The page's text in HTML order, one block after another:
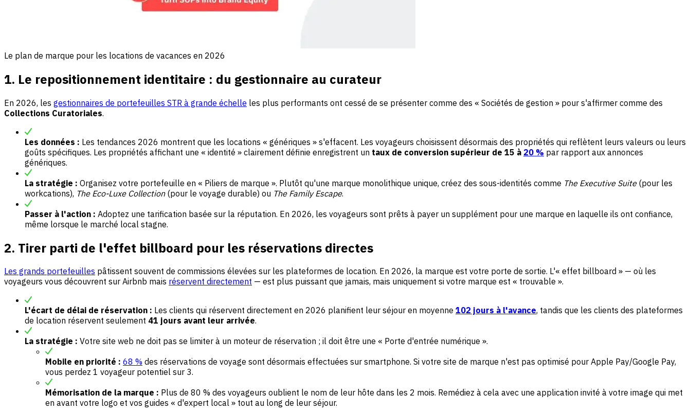
Le plan de marque pour les locations de vacances en 2026
1. Le repositionnement identitaire : du gestionnaire au curateur
En 2026, les gestionnaires de portefeuilles STR à grande échelle les plus performants ont cessé de se présenter comme des « Sociétés de gestion » pour s'affirmer comme des
Collections Curatoriales.
Les données : Les tendances 2026 montrent que les locations « génériques » s'effacent. Les voyageurs choisissent désormais des propriétés qui reflètent leurs valeurs ou leurs
goûts spécifiques. Les propriétés affichant une « identité » clairement définie enregistrent un taux de conversion supérieur de 15 à 20 % par rapport aux annonces
génériques.
La stratégie : Organisez votre portefeuille en « Piliers de marque ». Plutôt qu'une marque monolithique unique, créez des sous-identités comme The Executive Suite(pour les
workcations), The Eco-Luxe Collection(pour le voyage durable) ou The Family Escape.
Passer à l'action : Adoptez une tarification basée sur la réputation. En 2026, les voyageurs sont prêts à payer un supplément pour une marque en laquelle ils ont confiance,
même lorsque le marché local stagne.
2. Tirer parti de l'effet billboard pour les réservations directes
Les grands portefeuilles pâtissent souvent de commissions élevées sur les plateformes de location. En 2026, la marque est votre porte de sortie. L'« effet billboard » — où les
voyageurs vous découvrent sur Airbnb mais réservent directement — est plus puissant que jamais, mais uniquement si votre marque est « trouvable ».
L'écart de délai de réservation : Les clients qui réservent directement en 2026 planifient leur séjour en moyenne 102 jours à l'avance, tandis que les clients des plateformes
de location réservent seulement 41 jours avant leur arrivée.
La stratégie : Votre site web ne doit pas se limiter à un moteur de réservation ; il doit être une « Porte d'entrée numérique ».
Mobile en priorité : 68 % des réservations de voyage sont désormais effectuées sur smartphone. Si votre site de marque n'est pas optimisé pour Apple Pay/Google Pay,
vous perdez 1 voyageur potentiel sur 3.
Mémorisation de la marque : Plus de 80 % des voyageurs oublient le nom de leur hôte dans les 2 mois. Remédiez à cela avec une application invité à votre image qui met
en avant votre logo et vos guides « d'expert local » tout au long de leur séjour.